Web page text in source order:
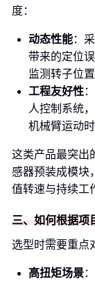
度：
动态性能：
带来的定位
监测转子位
工程友好性
人控制系统
机械臂运动
这类产品最突
感器预装成模块
值转速与持续工
三、如何根据项
选型时需要重点
高扭矩场景：